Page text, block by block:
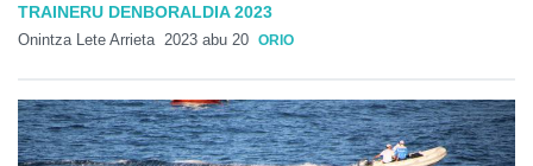
TRAINERU DENBORALDIA 2023
Onintza Lete Arrieta 2023 abu 20 ORIO